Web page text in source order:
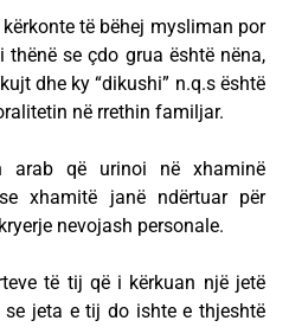
të bëhej mysliman por
se çdo grua është nëna,
dhe ky “dikushi” n.q.s është
në rrethin familjar.
arab që urinoi në xhaminë
xhamitë janë ndërtuar për
nevojash personale.
të tij që i kërkuan një jetë
jeta e tij do ishte e thjeshtë